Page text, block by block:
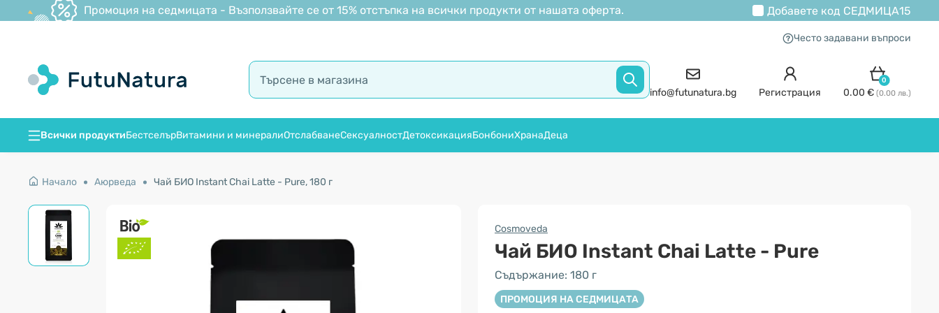
Промоция на седмицата - Възползвайте се от 15% отстъпка на всички продукти от нашата оферта. Добавете код СЕДМИЦА15
Често задавани въпроси
info@futunatura.bg Регистрация
0
0.00 € (0.00 лв.)
Всички продуктиБестселърВитамини и минералиОтслабванеСексуалностДетоксикацияБонбониХранаДеца
Начало Аюрведа Чай БИО Instant Chai Latte - Pure, 180 г
Cosmoveda
Чай БИО Instant Chai Latte - Pure
Съдържание: 180 г
ПРОМОЦИЯ НА СЕДМИЦАТА